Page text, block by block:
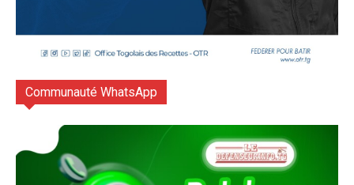
Communauté WhatsApp